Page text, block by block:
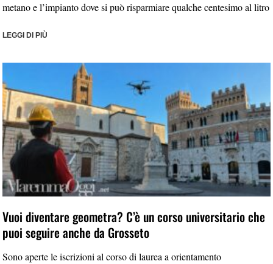
metano e l’impianto dove si può risparmiare qualche centesimo al litro
LEGGI DI PIÙ
Vuoi diventare geometra? C’è un corso universitario che
puoi seguire anche da Grosseto
Sono aperte le iscrizioni al corso di laurea a orientamento